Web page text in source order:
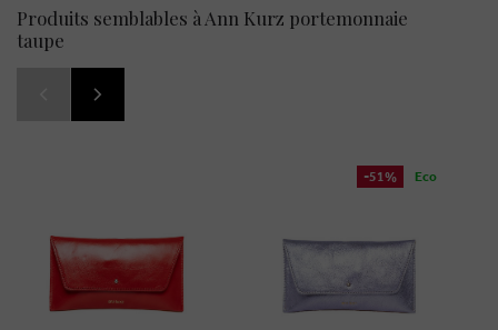
Produits semblables à Ann Kurz portemonnaie
taupe
-51% Eco